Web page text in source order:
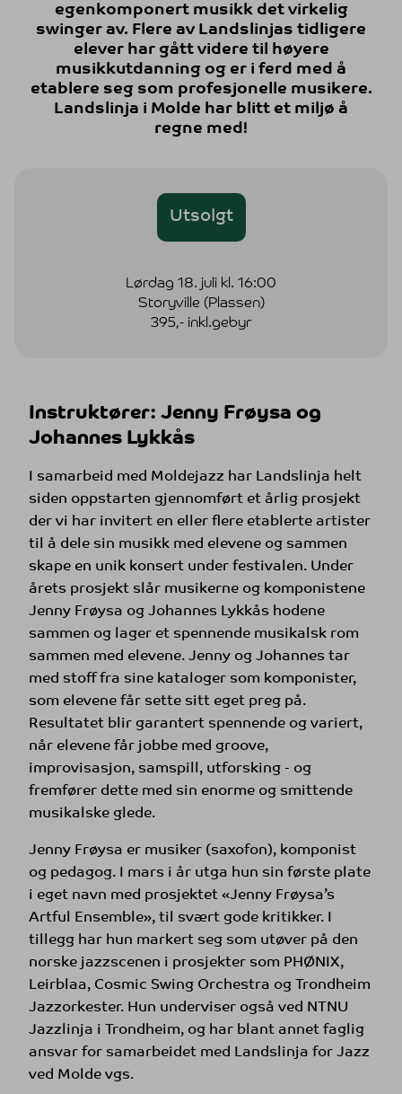
egenkomponert musikk det virkelig
swinger av. Flere av Landslinjas tidligere
elever har gått videre til høyere
musikkutdanning og er i ferd med å
etablere seg som profesjonelle musikere.
Landslinja i Molde har blitt et miljø å
regne med!
Utsolgt
Lørdag 18. juli kl. 16:00
Storyville (Plassen)
395,- inkl.gebyr
Instruktører: Jenny Frøysa og
Johannes Lykkås
I samarbeid med Moldejazz har Landslinja helt
siden oppstarten gjennomført et årlig prosjekt
der vi har invitert en eller flere etablerte artister
til å dele sin musikk med elevene og sammen
skape en unik konsert under festivalen. Under
årets prosjekt slår musikerne og komponistene
Jenny Frøysa og Johannes Lykkås hodene
sammen og lager et spennende musikalsk rom
sammen med elevene. Jenny og Johannes tar
med stoff fra sine kataloger som komponister,
som elevene får sette sitt eget preg på.
Resultatet blir garantert spennende og variert,
når elevene får jobbe med groove,
improvisasjon, samspill, utforsking - og
fremfører dette med sin enorme og smittende
musikalske glede.
Jenny Frøysa er musiker (saxofon), komponist
og pedagog. I mars i år utga hun sin første plate
i eget navn med prosjektet «Jenny Frøysa’s
Artful Ensemble», til svært gode kritikker. I
tillegg har hun markert seg som utøver på den
norske jazzscenen i prosjekter som PHØNIX,
Leirblaa, Cosmic Swing Orchestra og Trondheim
Jazzorkester. Hun underviser også ved NTNU
Jazzlinja i Trondheim, og har blant annet faglig
ansvar for samarbeidet med Landslinja for Jazz
ved Molde vgs.